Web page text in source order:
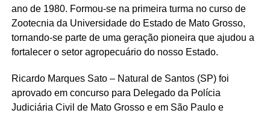
ano de 1980. Formou-se na primeira turma no curso de
Zootecnia da Universidade do Estado de Mato Grosso,
tornando-se parte de uma geração pioneira que ajudou a
fortalecer o setor agropecuário do nosso Estado.
Ricardo Marques Sato – Natural de Santos (SP) foi
aprovado em concurso para Delegado da Polícia
Judiciária Civil de Mato Grosso e em São Paulo e